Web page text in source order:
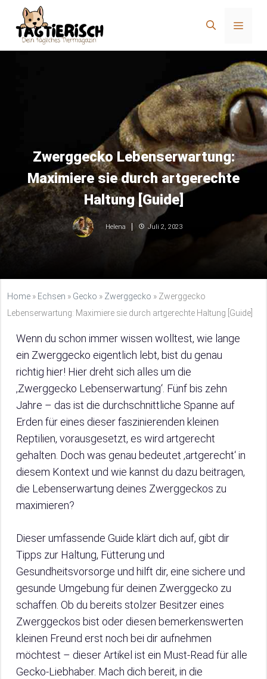
Inhalt
springen
Menü
Zwerggecko Lebenserwartung:
Maximiere sie durch artgerechte
Haltung [Guide]
Helena Juli 2, 2023
Home » Echsen » Gecko » Zwerggecko » Zwerggecko
Lebenserwartung: Maximiere sie durch artgerechte Haltung [Guide]
Wenn du schon immer wissen wolltest, wie lange
ein Zwerggecko eigentlich lebt, bist du genau
richtig hier! Hier dreht sich alles um die
‚Zwerggecko Lebenserwartung‘. Fünf bis zehn
Jahre – das ist die durchschnittliche Spanne auf
Erden für eines dieser faszinierenden kleinen
Reptilien, vorausgesetzt, es wird artgerecht
gehalten. Doch was genau bedeutet ‚artgerecht‘ in
diesem Kontext und wie kannst du dazu beitragen,
die Lebenserwartung deines Zwerggeckos zu
maximieren?
Dieser umfassende Guide klärt dich auf, gibt dir
Tipps zur Haltung, Fütterung und
Gesundheitsvorsorge und hilft dir, eine sichere und
gesunde Umgebung für deinen Zwerggecko zu
schaffen. Ob du bereits stolzer Besitzer eines
Zwerggeckos bist oder diesen bemerkenswerten
kleinen Freund erst noch bei dir aufnehmen
möchtest – dieser Artikel ist ein Must-Read für alle
Gecko-Liebhaber. Mach dich bereit, in die